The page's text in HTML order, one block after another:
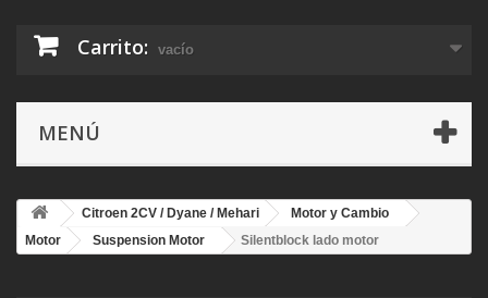
Carrito: vacío
MENÚ
Citroen 2CV / Dyane / Mehari
Motor y Cambio
Motor
Suspension Motor Silentblock lado motor